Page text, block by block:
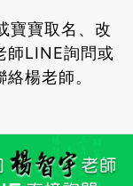
寶寶取名、改
師LINE詢問或
楊老師。